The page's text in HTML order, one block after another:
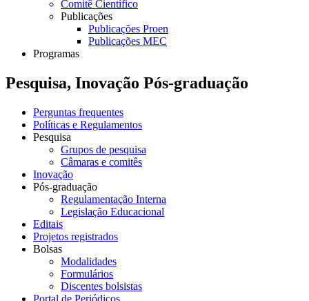
Comitê Científico
Publicações
Publicações Proen
Publicações MEC
Programas
Pesquisa, Inovação Pós-graduação
Perguntas frequentes
Políticas e Regulamentos
Pesquisa
Grupos de pesquisa
Câmaras e comitês
Inovação
Pós-graduação
Regulamentação Interna
Legislação Educacional
Editais
Projetos registrados
Bolsas
Modalidades
Formulários
Discentes bolsistas
Portal de Periódicos